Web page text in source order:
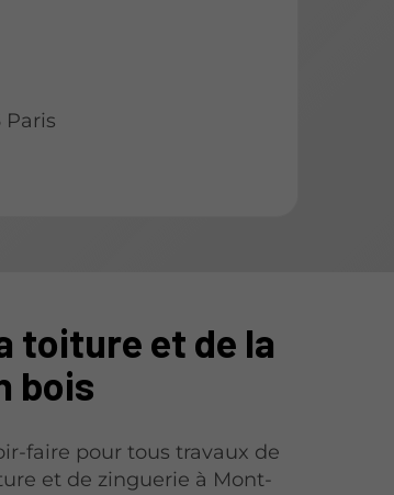
Paris
toiture et de la
bois
faire pour tous travaux de
et de zinguerie à Mont-